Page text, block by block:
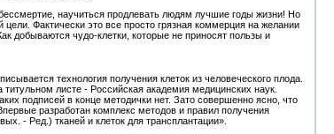
научиться продлевать людям лучшие годы жизни! Но
Фактически это все просто грязная коммерция на желании
добываются чудо-клетки, которые не приносят пользы и
технология получения клеток из человеческого плода.
листе - Российская академия медицинских наук.
подписей в конце методички нет. Зато совершенно ясно, что
разработан комплекс методов и правил получения
- Ред.) тканей и клеток для трансплантации».